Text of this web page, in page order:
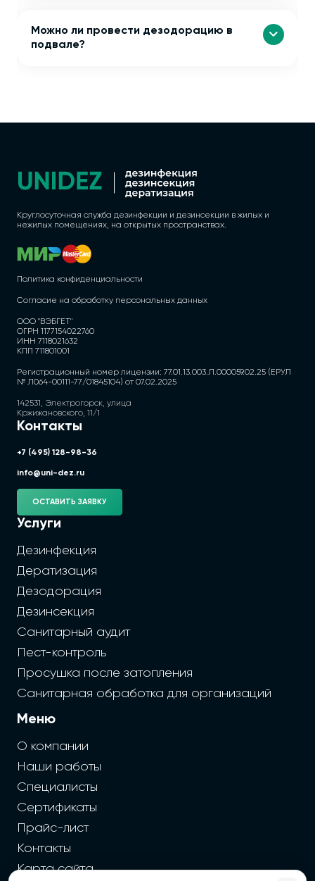
Можно ли провести дезодорацию в
подвале?
Круглосуточная служба дезинфекции и дезинсекции в жилых и
нежилых помещениях, на открытых пространствах.
Политика конфиденциальности
Согласие на обработку персональных данных
ООО "ВЭБГЕТ"
ОГРН 1177154022760
ИНН 7118021632
КПП 711801001
Регистрационный номер лицензии: 77.01.13.003.Л.000059.02.25 (ЕРУЛ
№ Л064-00111-77/01845104) от 07.02.2025
142531, Электрогорск, улица
Кржижановского, 11/1
Контакты
+7 (495) 128-98-36
info@uni-dez.ru
ОСТАВИТЬ ЗАЯВКУ
Услуги
Дезинфекция
Дератизация
Дезодорация
Дезинсекция
Санитарный аудит
Пест-контроль
Просушка после затопления
Санитарная обработка для организаций
Меню
О компании
Наши работы
Специалисты
Сертификаты
Прайс-лист
Контакты
Карта сайта